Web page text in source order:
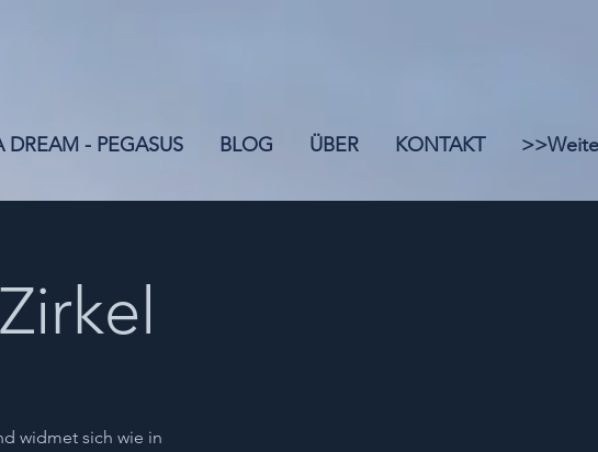
DREAM - PEGASUS BLOG ÜBER KONTAKT
widmet sich wie in